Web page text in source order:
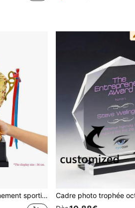
optionnel Or/Argent, Prix 1er, 2e et 3e place, Cadeau de fête